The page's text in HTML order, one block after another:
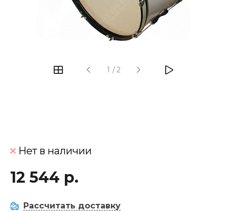
1 /2
Нет в наличии
12 544 р.
Рассчитать доставку